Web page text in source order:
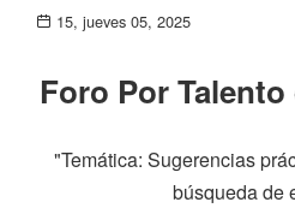
15, jueves 05, 2025
Foro Por
"Temática: Sugerencias
búsqueda de